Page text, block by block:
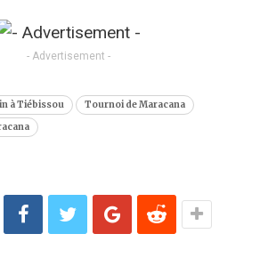
- Advertisement -
à Tiébissou
Tournoi de Maracana